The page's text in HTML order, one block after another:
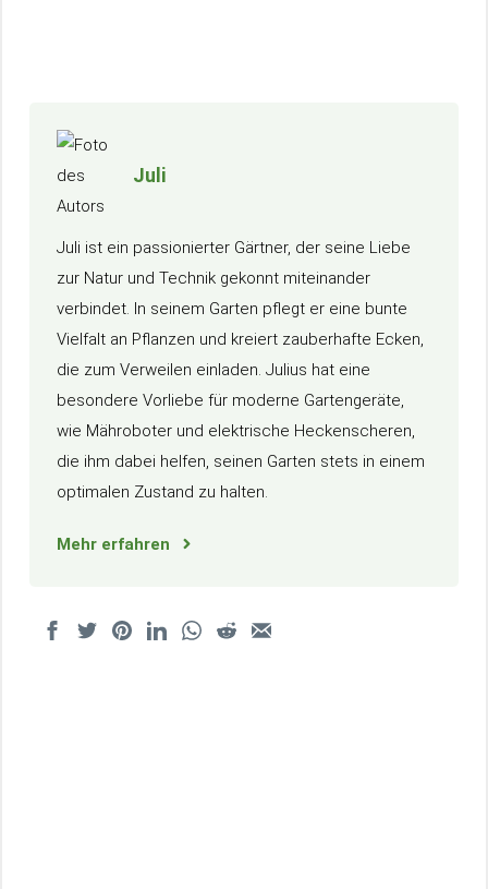
Juli
Juli ist ein passionierter Gärtner, der seine Liebe
zur Natur und Technik gekonnt miteinander
verbindet. In seinem Garten pflegt er eine bunte
Vielfalt an Pflanzen und kreiert zauberhafte Ecken,
die zum Verweilen einladen. Julius hat eine
besondere Vorliebe für moderne Gartengeräte,
wie Mähroboter und elektrische Heckenscheren,
die ihm dabei helfen, seinen Garten stets in einem
optimalen Zustand zu halten.
Mehr erfahren